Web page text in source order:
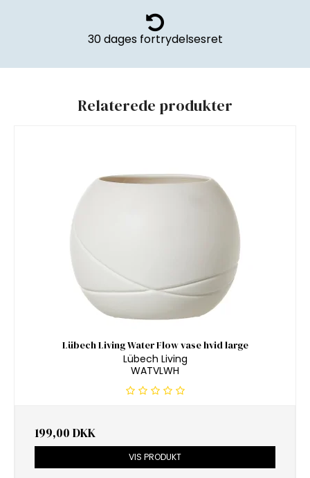
30 dages fortrydelsesret
Relaterede produkter
Lübech Living Water Flow vase hvid large
Lübech Living
WATVLWH
199,00 DKK
VIS PRODUKT